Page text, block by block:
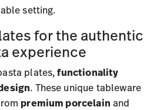
Ihrer Nutzung der Dienste
setting.
for the authentic
experience
plates,functionality
. These unique tableware
premium porcelain and